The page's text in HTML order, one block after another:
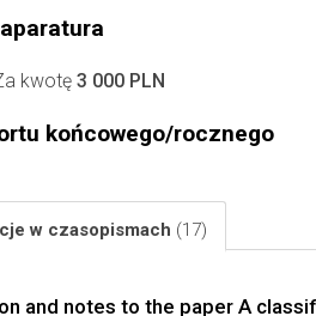
kwotę 3 000 PLN
końcowego/rocznego
w czasopismach (17)
and notes to the paper A